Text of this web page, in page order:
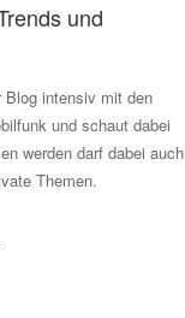
und
intensiv mit den
und schaut dabei
werden darf dabei auch
Themen.